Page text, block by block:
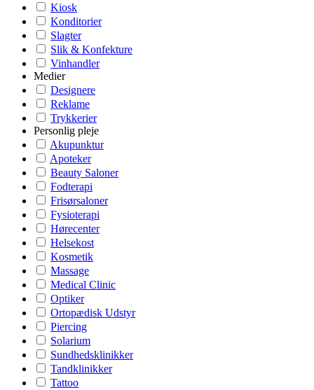
Kiosk
Konditorier
Slagter
Slik & Konfekture
Vinhandler
Medier
Designere
Reklame
Trykkerier
Personlig pleje
Akupunktur
Apoteker
Beauty Saloner
Fodterapi
Frisørsaloner
Fysioterapi
Hørecenter
Helsekost
Kosmetik
Massage
Medical Clinic
Optiker
Ortopædisk Udstyr
Piercing
Solarium
Sundhedsklinikker
Tandklinikker
Tattoo